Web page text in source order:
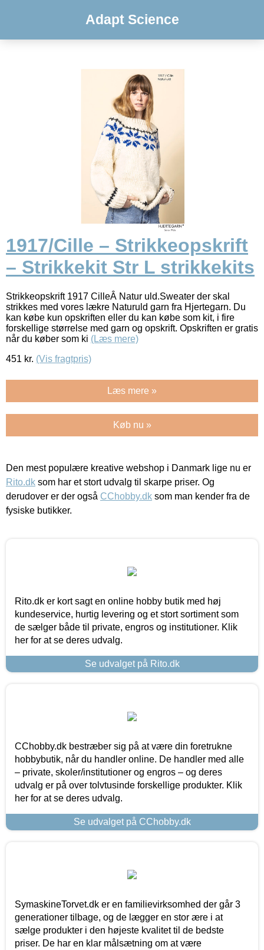
Adapt Science
1917/Cille – Strikkeopskrift
– Strikkekit Str L strikkekits
Strikkeopskrift 1917 CilleÂ Natur uld.Sweater der skal
strikkes med vores lækre Naturuld garn fra Hjertegarn. Du
kan købe kun opskriften eller du kan købe som kit, i fire
forskellige størrelse med garn og opskrift. Opskriften er gratis
når du køber som ki (Læs mere)
451 kr. (Vis fragtpris)
Læs mere »
Køb nu »
Den mest populære kreative webshop i Danmark lige nu er
Rito.dk som har et stort udvalg til skarpe priser. Og
derudover er der også CChobby.dk som man kender fra de
fysiske butikker.
Rito.dk er kort sagt en online hobby butik med høj
kundeservice, hurtig levering og et stort sortiment som
de sælger både til private, engros og institutioner. Klik
her for at se deres udvalg.
Se udvalget på Rito.dk
CChobby.dk bestræber sig på at være din foretrukne
hobbybutik, når du handler online. De handler med alle
– private, skoler/institutioner og engros – og deres
udvalg er på over tolvtusinde forskellige produkter. Klik
her for at se deres udvalg.
Se udvalget på CChobby.dk
SymaskineTorvet.dk er en familievirksomhed der går 3
generationer tilbage, og de lægger en stor ære i at
sælge produkter i den højeste kvalitet til de bedste
priser. De har en klar målsætning om at være